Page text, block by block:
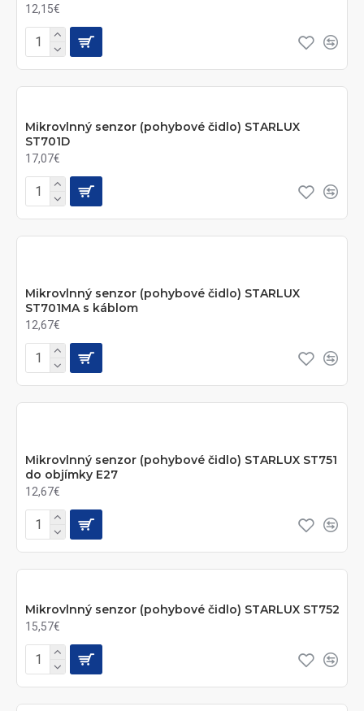
12,15€
Mikrovlnný senzor (pohybové čidlo) STARLUX
ST701D
17,07€
Mikrovlnný senzor (pohybové čidlo) STARLUX
ST701MA s káblom
12,67€
Mikrovlnný senzor (pohybové čidlo) STARLUX ST751
do objímky E27
12,67€
Mikrovlnný senzor (pohybové čidlo) STARLUX ST752
15,57€